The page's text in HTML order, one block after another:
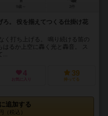
ろ。 役を揃えてつくる仕掛け花
く打ち上げる。 鳴り続ける笛の
はるか上空に轟く光と轟音。 ス
...
4
お気に入り
39
持ってる
追加する
（税込）